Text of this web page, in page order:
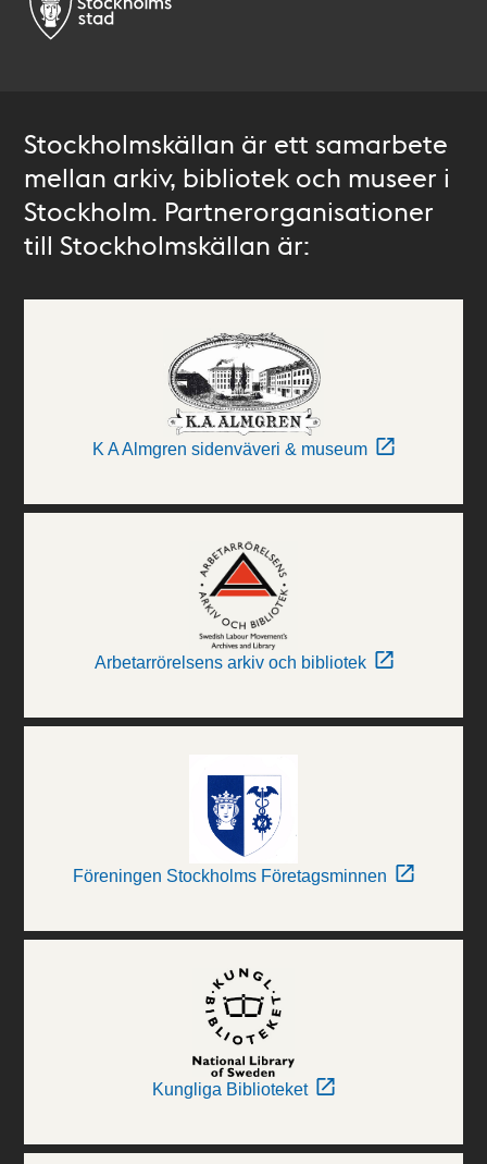
Stockholmskällan är ett samarbete
mellan arkiv, bibliotek och museer i
Stockholm. Partnerorganisationer
till Stockholmskällan är:
K A Almgren sidenväveri & museum
Arbetarrörelsens arkiv och bibliotek
Föreningen Stockholms Företagsminnen
Kungliga Biblioteket